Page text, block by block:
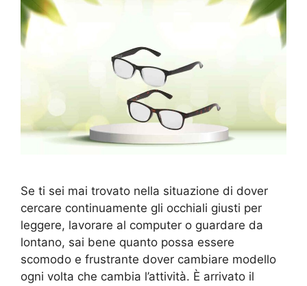
Se ti sei mai trovato nella situazione di dover
cercare continuamente gli occhiali giusti per
leggere, lavorare al computer o guardare da
lontano, sai bene quanto possa essere
scomodo e frustrante dover cambiare modello
ogni volta che cambia l’attività. È arrivato il